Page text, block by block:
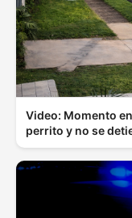
Video: Momento
perrito y no se